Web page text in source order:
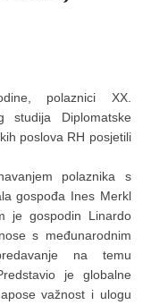
polaznici XX.
studija Diplomatske
poslova RH posjetili
polaznika s
gospođa Ines Merkl
je gospodin Linardo
s međunarodnim
na temu
je globalne
važnost i ulogu